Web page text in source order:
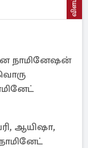
நாமினேஷன்
ஆயிஷா,